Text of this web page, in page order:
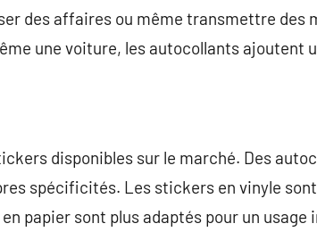
des affaires ou même transmettre des
une voiture, les autocollants ajoutent
disponibles sur le marché. Des
spécificités. Les stickers en vinyle
papier sont plus adaptés pour un usage